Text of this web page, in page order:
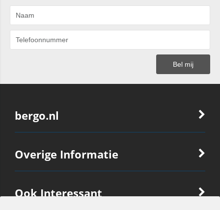
bergo.nl
Overige Informatie
Ook Interessant